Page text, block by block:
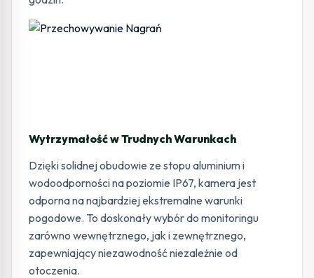
Wytrzymałość w Trudnych Warunkach
Dzięki solidnej obudowie ze stopu aluminium i
wodoodporności na poziomie IP67, kamera jest
odporna na najbardziej ekstremalne warunki
pogodowe. To doskonały wybór do monitoringu
zarówno wewnętrznego, jak i zewnętrznego,
zapewniający niezawodność niezależnie od
otoczenia.